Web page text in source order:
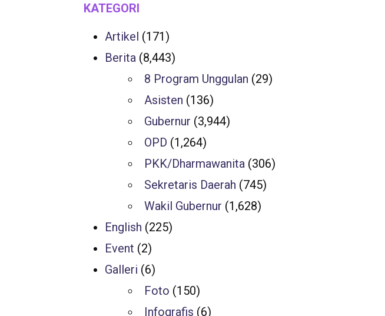
KATEGORI
Artikel (171)
Berita (8,443)
8 Program Unggulan (29)
Asisten (136)
Gubernur (3,944)
OPD (1,264)
PKK/Dharmawanita (306)
Sekretaris Daerah (745)
Wakil Gubernur (1,628)
English (225)
Event (2)
Galleri (6)
Foto (150)
Infografis (6)